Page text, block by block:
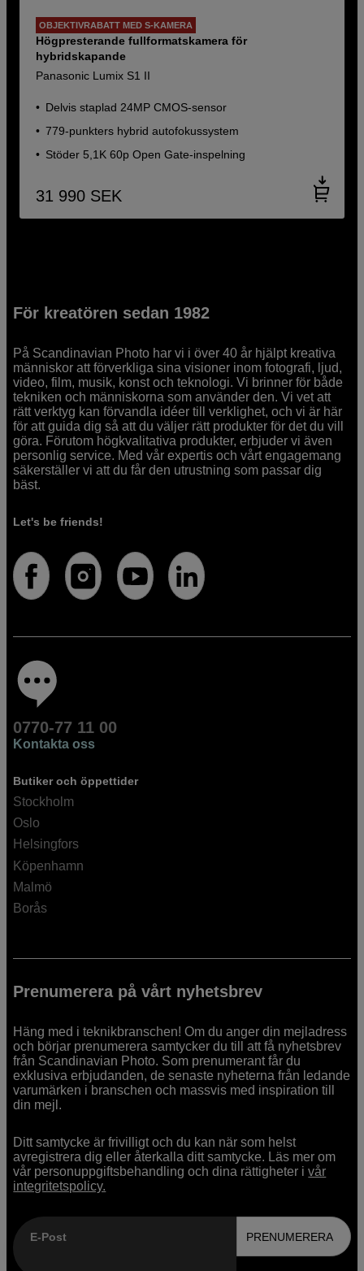
OBJEKTIVRABATT MED S-KAMERA
Högpresterande fullformatskamera för
hybridskapande
Panasonic Lumix S1 II
Delvis staplad 24MP CMOS-sensor
779-punkters hybrid autofokussystem
Stöder 5,1K 60p Open Gate-inspelning
31 990 SEK
För kreatören sedan 1982
På Scandinavian Photo har vi i över 40 år hjälpt kreativa
människor att förverkliga sina visioner inom fotografi, ljud,
video, film, musik, konst och teknologi. Vi brinner för både
tekniken och människorna som använder den. Vi vet att
rätt verktyg kan förvandla idéer till verklighet, och vi är här
för att guida dig så att du väljer rätt produkter för det du vill
göra. Förutom högkvalitativa produkter, erbjuder vi även
personlig service. Med vår expertis och vårt engagemang
säkerställer vi att du får den utrustning som passar dig
bäst.
Let's be friends!
0770-77 11 00
Kontakta oss
Butiker och öppettider
Stockholm
Oslo
Helsingfors
Köpenhamn
Malmö
Borås
Prenumerera på vårt nyhetsbrev
Häng med i teknikbranschen! Om du anger din mejladress
och börjar prenumerera samtycker du till att få nyhetsbrev
från Scandinavian Photo. Som prenumerant får du
exklusiva erbjudanden, de senaste nyheterna från ledande
varumärken i branschen och massvis med inspiration till
din mejl.
Ditt samtycke är frivilligt och du kan när som helst
avregistrera dig eller återkalla ditt samtycke. Läs mer om
vår personuppgiftsbehandling och dina rättigheter ivår
integritetspolicy.
E-Post PRENUMERERA